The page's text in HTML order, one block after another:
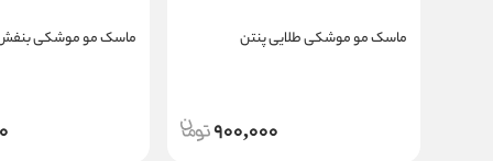
ماسک مو موشکی طلایی پنتن
900,000
ماسک مو موشکی